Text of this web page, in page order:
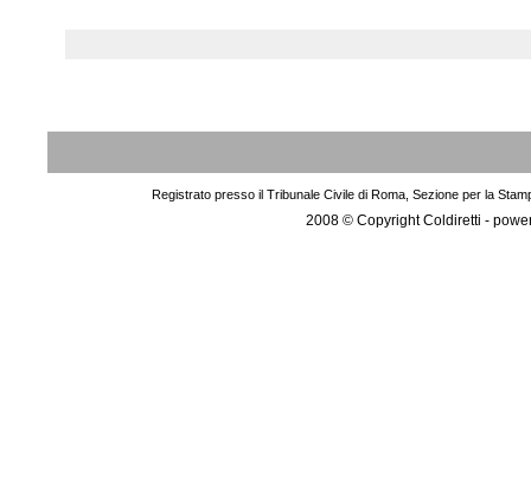
Registrato presso il Tribunale Civile di Roma, Sezione per la
2008 © Copyright Coldiretti -